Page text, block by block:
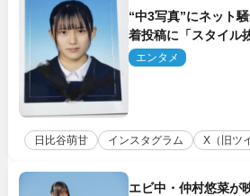
“中3写真”にネット
着投稿に「スタイル
絶賛の声
エンタメ
日比谷萌甘 インスタグラム X（旧ツ
エビ中・仲村悠菜が